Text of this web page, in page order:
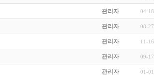
관리자 04-18
관리자 08-27
관리자 11-16
관리자 09-17
관리자 01-01